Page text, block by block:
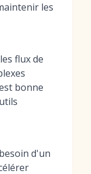
les
flux de
bonne
d'un